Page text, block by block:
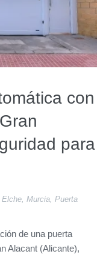
con
para
Elche, Murcia, Puerta
de una puerta
Alacant (Alicante),